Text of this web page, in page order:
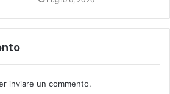
inviare un commento.